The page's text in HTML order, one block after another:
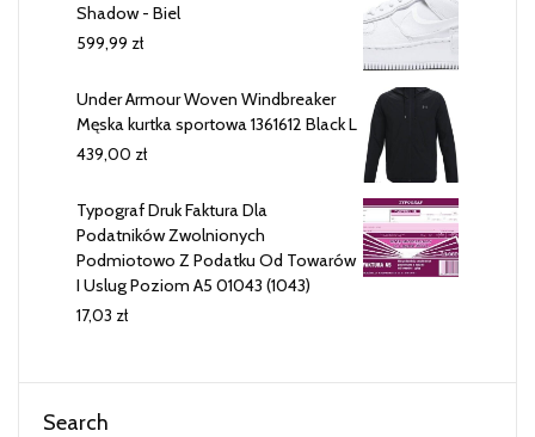
Shadow - Biel
599,99 zł
Under Armour Woven Windbreaker
Męska kurtka sportowa 1361612 Black L
439,00 zł
Typograf Druk Faktura Dla
Podatników Zwolnionych
Podmiotowo Z Podatku Od Towarów
I Uslug Poziom A5 01043 (1043)
17,03 zł
Search